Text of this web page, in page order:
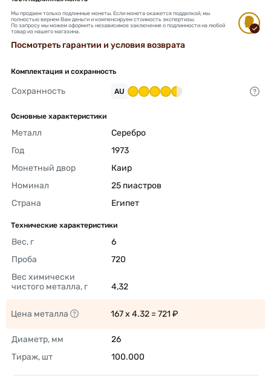
Мы продаем только подлинные монеты. Если монета окажется подделкой, мы
полностью вернем Вам деньги и компенсируем стоимость экспертизы.
По запросу мы можем оформить независимое заключение о подлинности на любой
товар из нашего магазина.
Посмотреть гарантии и условия возврата
Комплектация и сохранность
Сохранность AU
Основные характеристики
Металл
Серебро
Год
1973
Монетный двор
Каир
Номинал
25 пиастров
Страна
Египет
Технические характеристики
Вес, г
6
Проба
720
Вес химически
чистого металла, г
4,32
Цена металла 167 x 4.32 = 721 ₽
Диаметр, мм
26
Тираж, шт
100.000